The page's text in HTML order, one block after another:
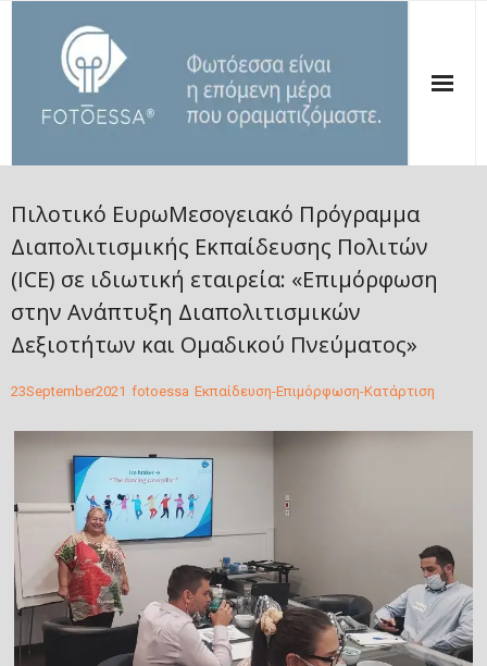
ΠΟΙΟΙ ΕΙΜΑΣΤΕ
ΟΙ ΔΡΑΣΕΙΣ ΜΑΣ
ΔΗΜΟΣΙΕΥΣΕΙΣ
ΣΤΗΡΙΞΕ ΤΗΝ ΦΩΤΟΕΣΣΑ
ΕΠΙΚΟΙΝΩΝΙΑ
EN
Πιλοτικό ΕυρωΜεσογειακό Πρόγραμμα
Διαπολιτισμικής Εκπαίδευσης Πολιτών
(ICE) σε ιδιωτική εταιρεία: «Επιμόρφωση
στην Ανάπτυξη Διαπολιτισμικών
Δεξιοτήτων και Ομαδικού Πνεύματος»
23September2021 fotoessa Εκπαίδευση-Επιμόρφωση-Κατάρτιση